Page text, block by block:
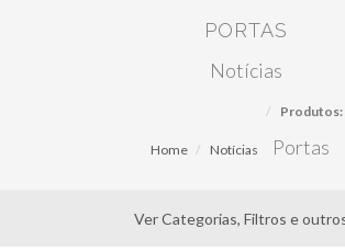
PORTAS
Notícias
Home Notícias
Produtos:
Portas
Ver Categorias, Filtros e